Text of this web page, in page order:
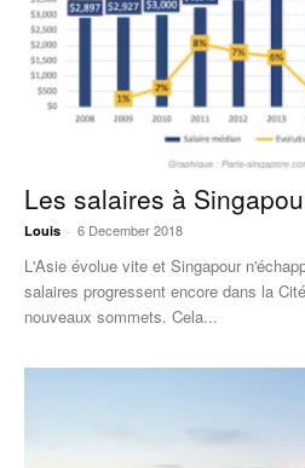
Les salaires à
Louis - 6 December 2018
L'Asie évolue vite et Singapour
salaires progressent encore dans la
nouveaux sommets. Cela...